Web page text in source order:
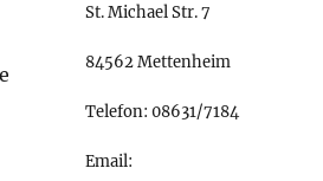
St. Michael Str. 7
84562 Mettenheim
Telefon: 08631/7184
Email: